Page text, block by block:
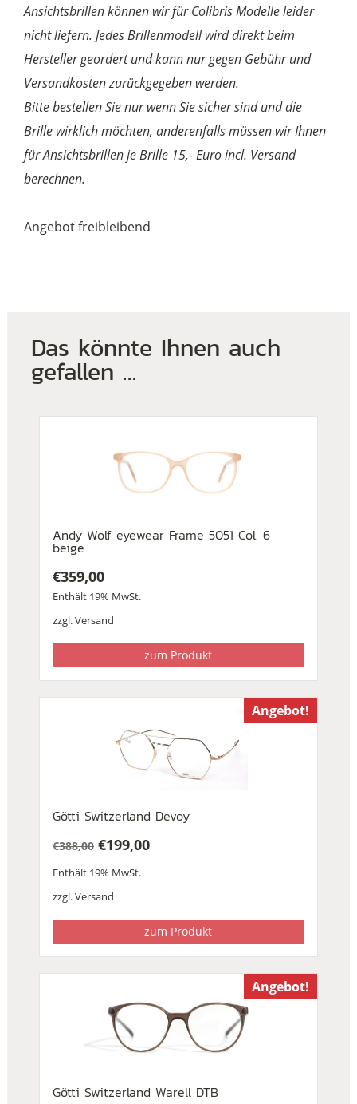
Ansichtsbrillen können wir für Colibris Modelle leider
nicht liefern. Jedes Brillenmodell wird direkt beim
Hersteller geordert und kann nur gegen Gebühr und
Versandkosten zurückgegeben werden.
Bitte bestellen Sie nur wenn Sie sicher sind und die
Brille wirklich möchten, anderenfalls müssen wir Ihnen
für Ansichtsbrillen je Brille 15,- Euro incl. Versand
berechnen.
Angebot freibleibend
Das könnte Ihnen auch
gefallen …
Andy Wolf eyewear Frame 5051 Col. 6
beige
€359,00
Enthält 19% MwSt.
zzgl.Versand
zum Produkt
Angebot!
Götti Switzerland Devoy
€388,00
Preis
war:
€199,00
Preis
ist:
Enthält 19% MwSt.
zzgl.Versand
zum Produkt
Angebot!
Götti Switzerland Warell DTB